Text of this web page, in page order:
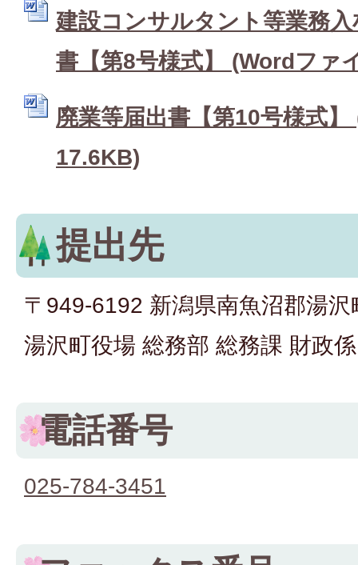
建設コンサルタント等業務
書【第8号様式】 (Wordファ
廃業等届出書【第10号様式
17.6KB)
提出先
〒949-6192 新潟県南魚沼郡湯
湯沢町役場 総務部 総務課 財政係
電話番号
025-784-3451